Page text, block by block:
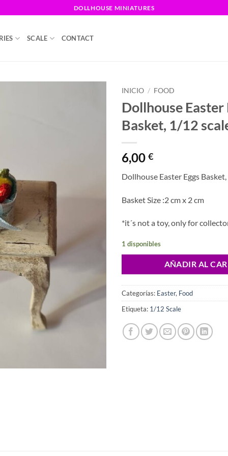
DOLLHOUSE MINIATURES
SCALE CONTACT
INICIO / FOOD
Dollhouse Easter
Basket, 1/12
6,00 €
Dollhouse Easter Eggs
Basket Size :2 cm x 2 cm
*it´s not a toy, only for
1 disponibles
AÑADIR AL
Categorías: Easter, Food
Etiqueta: 1/12 Scale